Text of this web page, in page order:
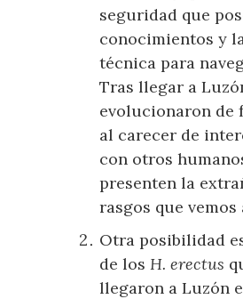
seguridad que
conocimientos y
técnica para
Tras llegar a
evolucionaron de
al carecer de
con otros
presenten la
rasgos que vemos
Otra posibilidad
de losH. erectus
llegaron a Luzón